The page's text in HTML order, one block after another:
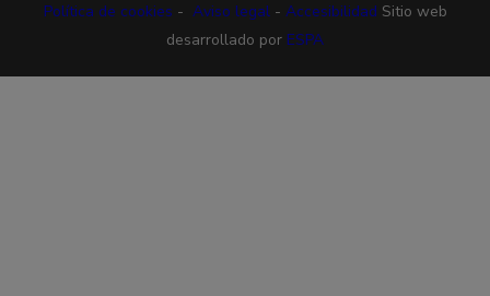
Política de cookies - Aviso legal- Accesibilidad Sitio web
desarrollado por ESPA